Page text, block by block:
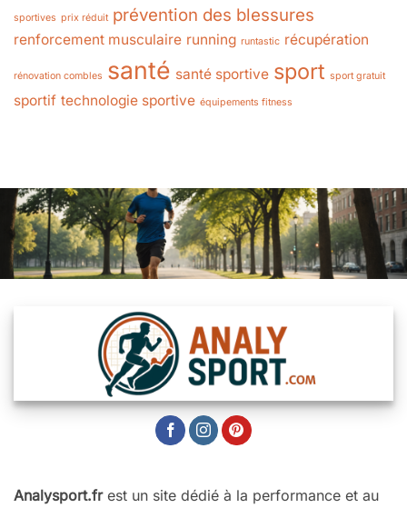
sportives prix réduit prévention des blessures
renforcement musculaire running runtastic récupération
rénovation combles santé santé sportive sport sport gratuit
sportif technologie sportive équipements fitness
Analysport.frest un site dédié à la performance et au